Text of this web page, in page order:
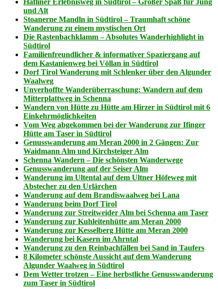
und Alt
Stoanerne Mandln in Südtirol – Traumhaft schöne
Wanderung zu einem mystischen Ort
Die Rastenbachklamm – Absolutes Wanderhighlight in
Südtirol
Familienfreundlicher & informativer Spaziergang auf
dem Kastanienweg bei Völlan in Südtirol
Dorf Tirol Wanderung mit Schlenker über den Algunder
Waalweg
Unverhoffte Wanderüberraschung: Wandern auf dem
Mitterplattweg in Schenna
Wandern von Hütte zu Hütte am Hirzer in Südtirol mit 6
Einkehrmöglichkeiten
Vom Weg abgekommen bei der Wanderung zur Ifinger
Hütte am Taser in Südtirol
Genusswanderung am Meran 2000 in 2 Gängen: Zur
Waidmann Alm und Kirchsteiger Alm
Schenna Wandern – Die schönsten Wanderwege
Genusswanderung auf der Seiser Alm
Wanderung im Ultental auf dem Ultner Höfeweg mit
Abstecher zu den Urlärchen
Wanderung auf dem Brandiswaalweg bei Lana
Wanderung beim Dorf Tirol
Wanderung zur Streitweider Alm bei Schenna am Taser
Wanderung zur Kuhleitenhütte am Meran 2000
Wanderung zur Kesselberg Hütte am Meran 2000
Wanderung bei Kasern im Ahrntal
Wanderung zu den Reinbachfällen bei Sand in Taufers
8 Kilometer schönste Aussicht auf dem Wanderung
Algunder Waalweg in Südtirol
Dem Wetter trotzen – Eine herbstliche Genusswanderung
zum Taser in Südtirol